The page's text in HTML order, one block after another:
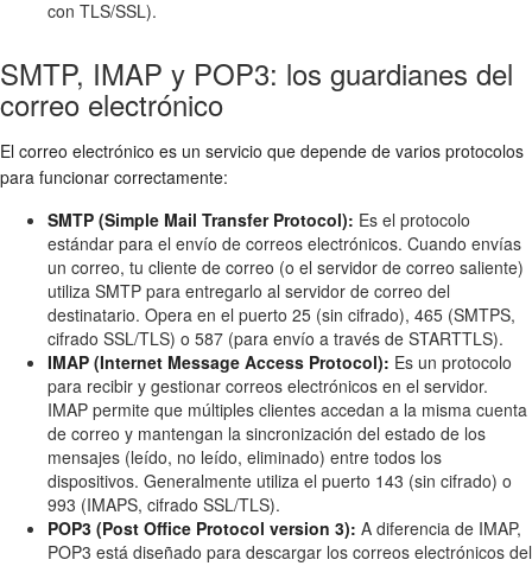
con TLS/SSL).
SMTP, IMAP y POP3: los guardianes del
correo electrónico
El correo electrónico es un servicio que depende de varios protocolos
para funcionar correctamente:
SMTP (Simple Mail Transfer Protocol): Es el protocolo
estándar para el envío de correos electrónicos. Cuando envías
un correo, tu cliente de correo (o el servidor de correo saliente)
utiliza SMTP para entregarlo al servidor de correo del
destinatario. Opera en el puerto 25 (sin cifrado), 465 (SMTPS,
cifrado SSL/TLS) o 587 (para envío a través de STARTTLS).
IMAP (Internet Message Access Protocol): Es un protocolo
para recibir y gestionar correos electrónicos en el servidor.
IMAP permite que múltiples clientes accedan a la misma cuenta
de correo y mantengan la sincronización del estado de los
mensajes (leído, no leído, eliminado) entre todos los
dispositivos. Generalmente utiliza el puerto 143 (sin cifrado) o
993 (IMAPS, cifrado SSL/TLS).
POP3 (Post Office Protocol version 3): A diferencia de IMAP,
POP3 está diseñado para descargar los correos electrónicos del